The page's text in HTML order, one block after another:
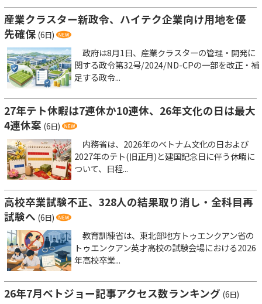
産業クラスター新政令、ハイテク企業向け用地を優
先確保 (6日)
政府は8月1日、産業クラスターの管理・開発に
関する政令第32号/2024/ND-CPの一部を改正・補
足する政令...
27年テト休暇は7連休か10連休、26年文化の日は最大
4連休案 (6日)
内務省は、2026年のベトナム文化の日および
2027年のテト(旧正月)と建国記念日に伴う休暇に
ついて、日程...
高校卒業試験不正、328人の結果取り消し・全科目再
試験へ (6日)
教育訓練省は、東北部地方トゥエンクアン省の
トゥエンクアン英才高校の試験会場における2026
年高校卒業...
26年7月ベトジョー記事アクセス数ランキング (6日)